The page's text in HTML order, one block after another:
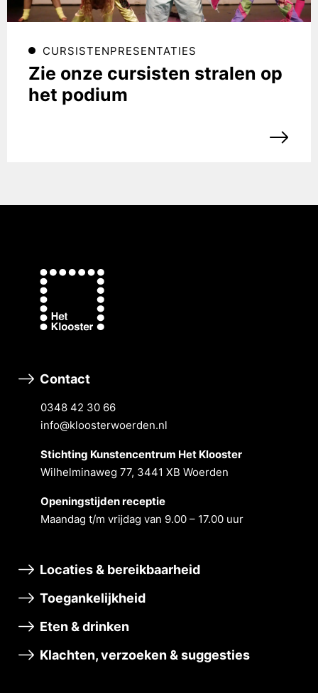
CURSISTENPRESENTATIES
Zie onze cursisten stralen op
het podium
Contact
0348 42 30 66
info@kloosterwoerden.nl
Stichting Kunstencentrum Het Klooster
Wilhelminaweg 77, 3441 XB Woerden
Openingstĳden receptie
Maandag t/m vrĳdag van 9.00 – 17.00 uur
Locaties & bereikbaarheid
Toegankelijkheid
Eten & drinken
Klachten, verzoeken & suggesties